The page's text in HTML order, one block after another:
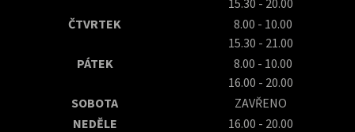
15.30 - 20.00
ČTVRTEK
8.00 - 10.00
15.30 - 21.00
PÁTEK
8.00 - 10.00
16.00 - 20.00
SOBOTA
ZAVŘENO
NEDĚLE
16.00 - 20.00